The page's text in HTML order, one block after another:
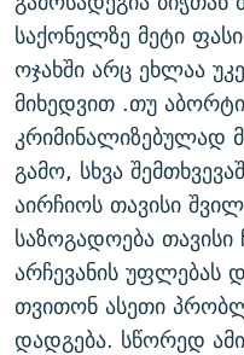
საქონელზე მეტი
ოჯახში არც ეხლაა
მიხედვით .თუ
კრიმინალიზებულად
გამო, სხვა
აირჩიოს თავისი
საზოგადოება თავისი
არჩევანის უფლებას
თვითონ ასეთი
დადგება. სწორედ